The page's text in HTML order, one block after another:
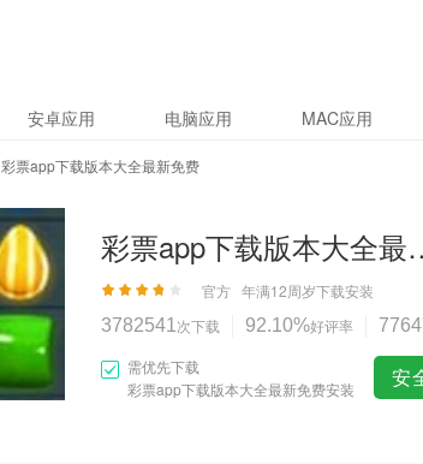
安卓应用 电脑应用 MAC应用
彩票app下载版本大全最新免费
彩票app
官方 年满12周岁下载安装
3782541 次下载 92.10%好评率
需优先下载
彩票app下载版本大全最新免费安装
安